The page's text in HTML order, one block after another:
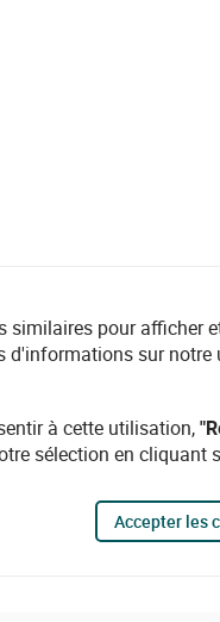
pour
d'informations sur
à cette utilisation,
sélection en cliquant
Accepter les